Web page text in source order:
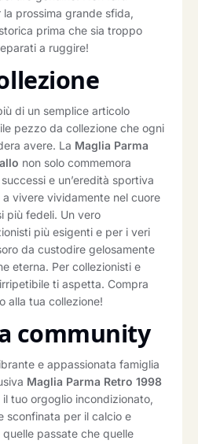
prossima grande sfida,
prima che sia troppo
a ruggire!
di un semplice articolo
pezzo da collezione che ogni
avere. La Maglia Parma
non solo commemora
e un’eredità sportiva
vivere vividamente nel cuore
più fedeli. Un vero
più esigenti e per i veri
da custodire gelosamente
eterna. Per collezionisti e
ti aspetta. Compra
alla tua collezione!
community
e appassionata famiglia
Maglia Parma Retro 1998
il tuo orgoglio incondizionato,
sconfinata per il calcio e
passate che quelle